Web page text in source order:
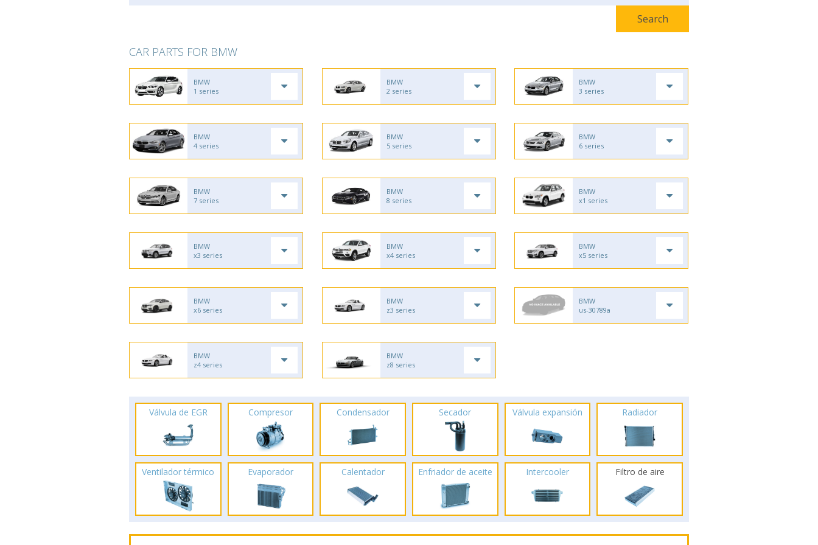
CAR PARTS FOR BMW
BMW
1 series
BMW
2 series
BMW
3 series
BMW
4 series
BMW
5 series
BMW
6 series
BMW
7 series
BMW
8 series
BMW
x1 series
BMW
x3 series
BMW
x4 series
BMW
x5 series
BMW
x6 series
BMW
z3 series
BMW
us-30789a
BMW
z4 series
BMW
z8 series
Válvula de EGR Compresor Condensador Secador Válvula expansión Radiador
Ventilador térmico Evaporador Calentador Enfriador de aceite Intercooler Filtro de aire